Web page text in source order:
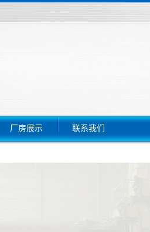
厂房展示 联系我们